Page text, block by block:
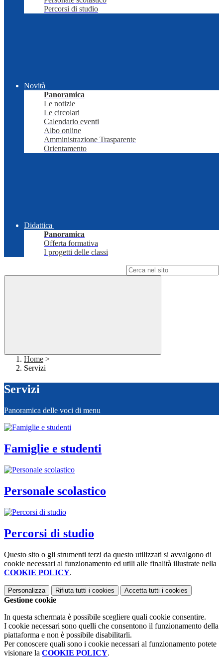
Percorsi di studio
Novità
Panoramica
Le notizie
Le circolari
Calendario eventi
Albo online
Amministrazione Trasparente
Orientamento
Didattica
Panoramica
Offerta formativa
I progetti delle classi
Home >
Servizi
Servizi
Panoramica delle voci di menu
Famiglie e studenti
Personale scolastico
Percorsi di studio
Questo sito o gli strumenti terzi da questo utilizzati si avvalgono di
cookie necessari al funzionamento ed utili alle finalità illustrate nella
COOKIE POLICY.
Personalizza Rifiuta tutti i cookies Accetta tutti i cookies
Gestione cookie
In questa schermata è possibile scegliere quali cookie consentire.
I cookie necessari sono quelli che consentono il funzionamento della
piattaforma e non è possibile disabilitarli.
Per conoscere quali sono i cookie necessari al funzionamento potete
visionare la COOKIE POLICY.